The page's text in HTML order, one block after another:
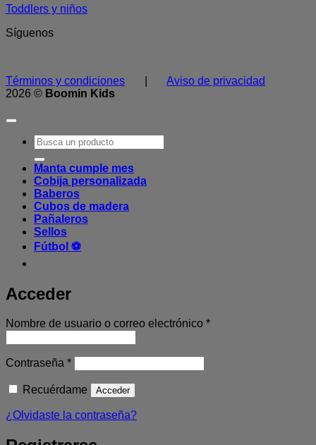
Toddlers y niños
Síguenos
Términos y condiciones
Aviso de privacidad
2026 © Boomin Kids
Buscar
por:
Manta cumple mes
Cobija personalizada
Baberos
Cubos de madera
Pañaleros
Sellos
Fútbol ⚽
Acceder
Nombre de usuario o correo electrónico *Obligatorio
Contraseña *Obligatorio
Recuérdame Acceder
¿Olvidaste la contraseña?